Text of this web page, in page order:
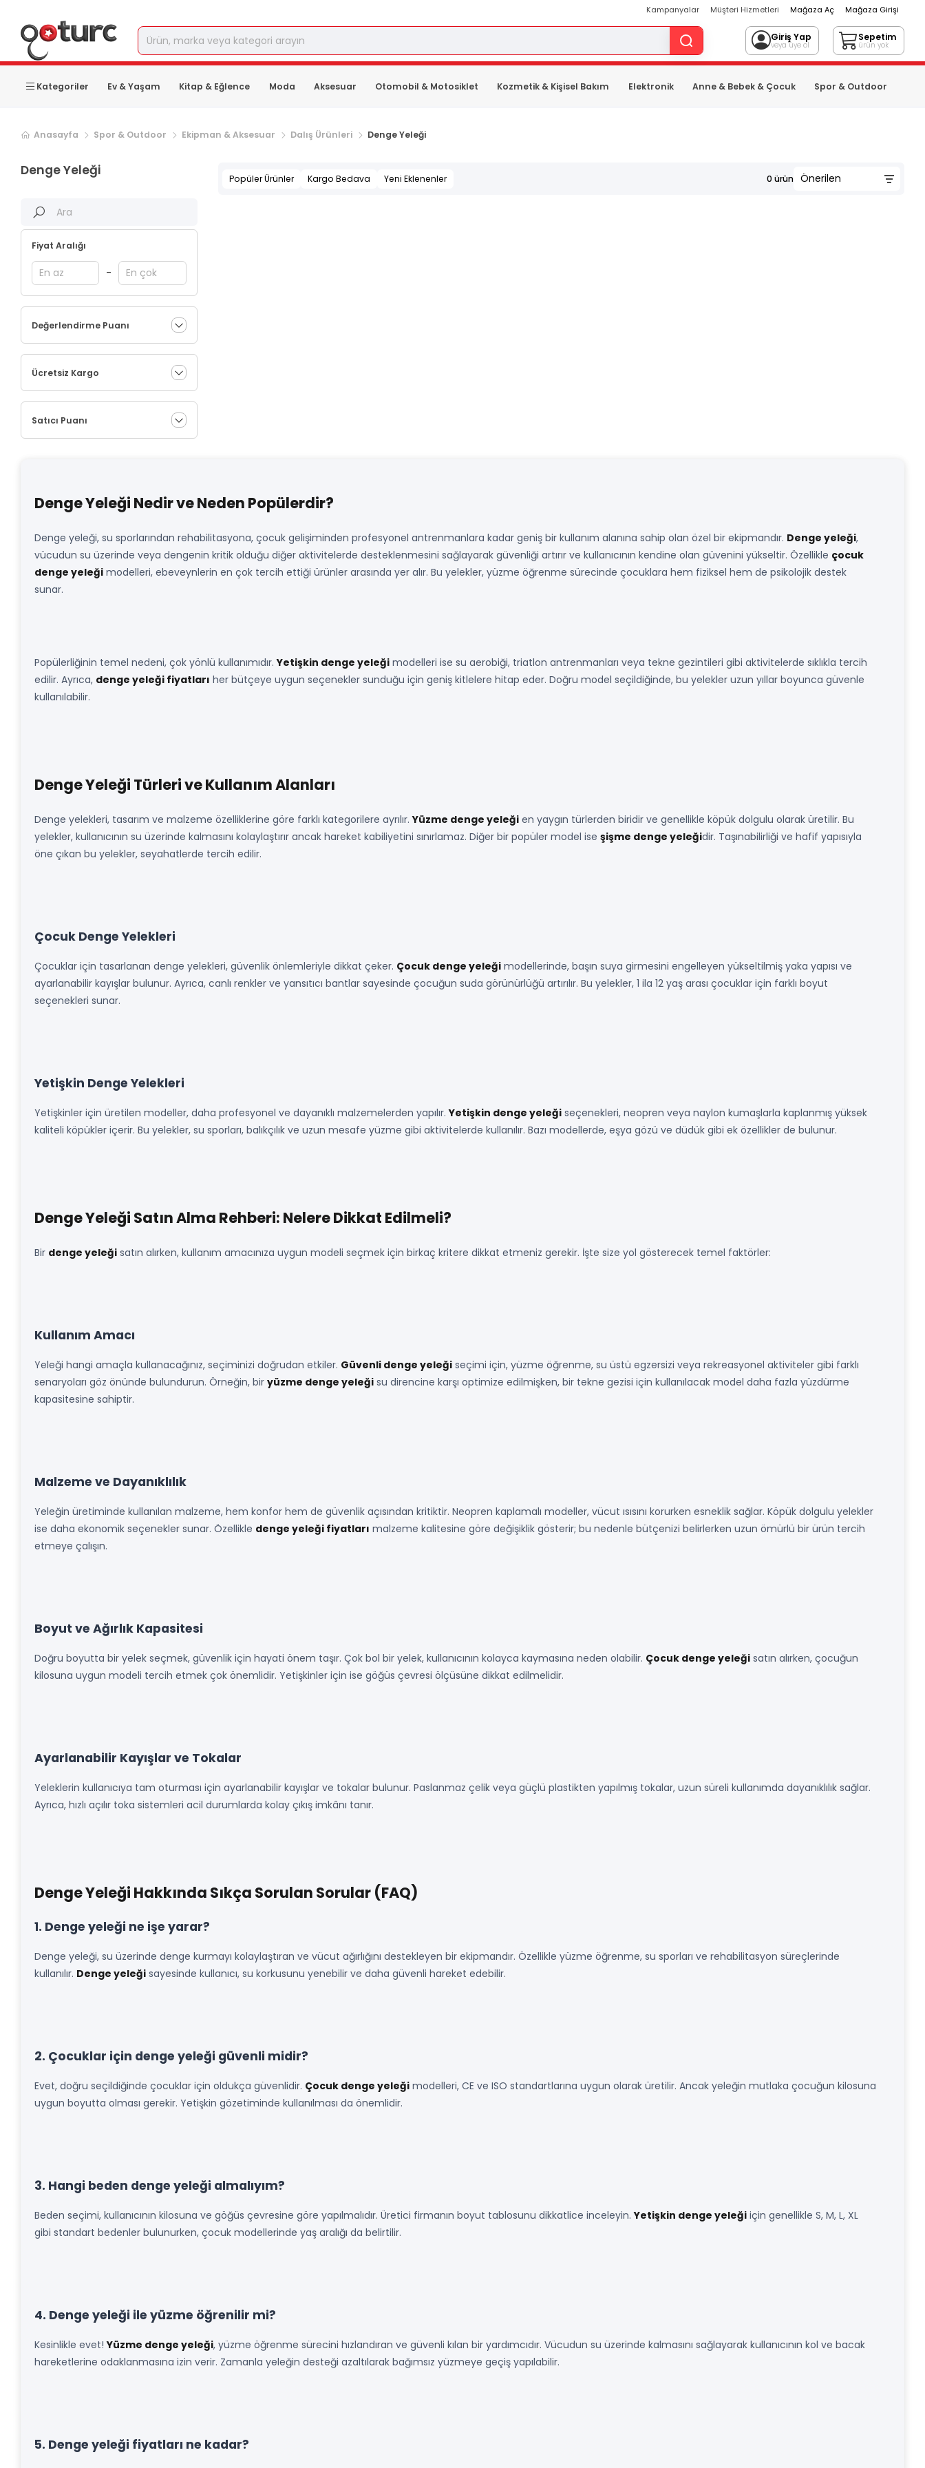
Kampanyalar Müşteri Hizmetleri Mağaza Aç Mağaza Girişi
Giriş Yap
veya üye ol
Sepetim
ürün yok
Kategoriler Ev & Yaşam Kitap & Eğlence Moda Aksesuar Otomobil & Motosiklet Kozmetik & Kişisel Bakım Elektronik Anne & Bebek & Çocuk Spor & Outdoor
Anasayfa Spor & Outdoor Ekipman & Aksesuar Dalış Ürünleri Denge Yeleği
Denge Yeleği
Fiyat Aralığı
-
Değerlendirme Puanı
Ücretsiz Kargo
Satıcı Puanı
Popüler Ürünler Kargo Bedava Yeni Eklenenler 0 ürün
Denge Yeleği Nedir ve Neden Popülerdir?
Denge yeleği, su sporlarından rehabilitasyona, çocuk gelişiminden profesyonel antrenmanlara kadar geniş bir kullanım alanına sahip olan özel bir ekipmandır. Denge yeleği,
vücudun su üzerinde veya dengenin kritik olduğu diğer aktivitelerde desteklenmesini sağlayarak güvenliği artırır ve kullanıcının kendine olan güvenini yükseltir. Özellikle çocuk
denge yeleği modelleri, ebeveynlerin en çok tercih ettiği ürünler arasında yer alır. Bu yelekler, yüzme öğrenme sürecinde çocuklara hem fiziksel hem de psikolojik destek
sunar.
Popülerliğinin temel nedeni, çok yönlü kullanımıdır.Yetişkin denge yeleği modelleri ise su aerobiği, triatlon antrenmanları veya tekne gezintileri gibi aktivitelerde sıklıkla tercih
edilir. Ayrıca, denge yeleği fiyatları her bütçeye uygun seçenekler sunduğu için geniş kitlelere hitap eder. Doğru model seçildiğinde, bu yelekler uzun yıllar boyunca güvenle
kullanılabilir.
Denge Yeleği Türleri ve Kullanım Alanları
Denge yelekleri, tasarım ve malzeme özelliklerine göre farklı kategorilere ayrılır.Yüzme denge yeleği en yaygın türlerden biridir ve genellikle köpük dolgulu olarak üretilir. Bu
yelekler, kullanıcının su üzerinde kalmasını kolaylaştırır ancak hareket kabiliyetini sınırlamaz. Diğer bir popüler model ise şişme denge yeleğidir. Taşınabilirliği ve hafif yapısıyla
öne çıkan bu yelekler, seyahatlerde tercih edilir.
Çocuk Denge Yelekleri
Çocuklar için tasarlanan denge yelekleri, güvenlik önlemleriyle dikkat çeker. Çocuk denge yeleği modellerinde, başın suya girmesini engelleyen yükseltilmiş yaka yapısı ve
ayarlanabilir kayışlar bulunur. Ayrıca, canlı renkler ve yansıtıcı bantlar sayesinde çocuğun suda görünürlüğü artırılır. Bu yelekler, 1 ila 12 yaş arası çocuklar için farklı boyut
seçenekleri sunar.
Yetişkin Denge Yelekleri
Yetişkinler için üretilen modeller, daha profesyonel ve dayanıklı malzemelerden yapılır.Yetişkin denge yeleği seçenekleri, neopren veya naylon kumaşlarla kaplanmış yüksek
kaliteli köpükler içerir. Bu yelekler, su sporları, balıkçılık ve uzun mesafe yüzme gibi aktivitelerde kullanılır. Bazı modellerde, eşya gözü ve düdük gibi ek özellikler de bulunur.
Denge Yeleği Satın Alma Rehberi: Nelere Dikkat Edilmeli?
Bir denge yeleği satın alırken, kullanım amacınıza uygun modeli seçmek için birkaç kritere dikkat etmeniz gerekir. İşte size yol gösterecek temel faktörler:
Kullanım Amacı
Yeleği hangi amaçla kullanacağınız, seçiminizi doğrudan etkiler. Güvenli denge yeleği seçimi için, yüzme öğrenme, su üstü egzersizi veya rekreasyonel aktiviteler gibi farklı
senaryoları göz önünde bulundurun. Örneğin, bir yüzme denge yeleği su direncine karşı optimize edilmişken, bir tekne gezisi için kullanılacak model daha fazla yüzdürme
kapasitesine sahiptir.
Malzeme ve Dayanıklılık
Yeleğin üretiminde kullanılan malzeme, hem konfor hem de güvenlik açısından kritiktir. Neopren kaplamalı modeller, vücut ısısını korurken esneklik sağlar. Köpük dolgulu yelekler
ise daha ekonomik seçenekler sunar. Özellikle denge yeleği fiyatları malzeme kalitesine göre değişiklik gösterir; bu nedenle bütçenizi belirlerken uzun ömürlü bir ürün tercih
etmeye çalışın.
Boyut ve Ağırlık Kapasitesi
Doğru boyutta bir yelek seçmek, güvenlik için hayati önem taşır. Çok bol bir yelek, kullanıcının kolayca kaymasına neden olabilir. Çocuk denge yeleği satın alırken, çocuğun
kilosuna uygun modeli tercih etmek çok önemlidir. Yetişkinler için ise göğüs çevresi ölçüsüne dikkat edilmelidir.
Ayarlanabilir Kayışlar ve Tokalar
Yeleklerin kullanıcıya tam oturması için ayarlanabilir kayışlar ve tokalar bulunur. Paslanmaz çelik veya güçlü plastikten yapılmış tokalar, uzun süreli kullanımda dayanıklılık sağlar.
Ayrıca, hızlı açılır toka sistemleri acil durumlarda kolay çıkış imkânı tanır.
Denge Yeleği Hakkında Sıkça Sorulan Sorular (FAQ)
1. Denge yeleği ne işe yarar?
Denge yeleği, su üzerinde denge kurmayı kolaylaştıran ve vücut ağırlığını destekleyen bir ekipmandır. Özellikle yüzme öğrenme, su sporları ve rehabilitasyon süreçlerinde
kullanılır. Denge yeleği sayesinde kullanıcı, su korkusunu yenebilir ve daha güvenli hareket edebilir.
2. Çocuklar için denge yeleği güvenli midir?
Evet, doğru seçildiğinde çocuklar için oldukça güvenlidir. Çocuk denge yeleği modelleri, CE ve ISO standartlarına uygun olarak üretilir. Ancak yeleğin mutlaka çocuğun kilosuna
uygun boyutta olması gerekir. Yetişkin gözetiminde kullanılması da önemlidir.
3. Hangi beden denge yeleği almalıyım?
Beden seçimi, kullanıcının kilosuna ve göğüs çevresine göre yapılmalıdır. Üretici firmanın boyut tablosunu dikkatlice inceleyin.Yetişkin denge yeleği için genellikle S, M, L, XL
gibi standart bedenler bulunurken, çocuk modellerinde yaş aralığı da belirtilir.
4. Denge yeleği ile yüzme öğrenilir mi?
Kesinlikle evet!Yüzme denge yeleği, yüzme öğrenme sürecini hızlandıran ve güvenli kılan bir yardımcıdır. Vücudun su üzerinde kalmasını sağlayarak kullanıcının kol ve bacak
hareketlerine odaklanmasına izin verir. Zamanla yeleğin desteği azaltılarak bağımsız yüzmeye geçiş yapılabilir.
5. Denge yeleği fiyatları ne kadar?